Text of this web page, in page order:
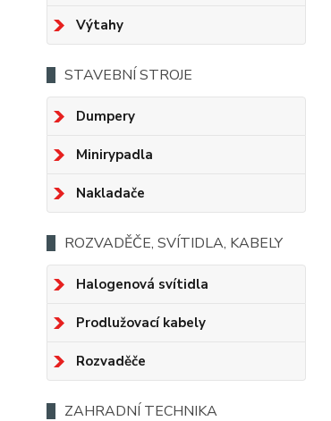
Výtahy
STAVEBNÍ STROJE
Dumpery
Minirypadla
Nakladače
ROZVADĚČE, SVÍTIDLA, KABELY
Halogenová svítidla
Prodlužovací kabely
Rozvaděče
ZAHRADNÍ TECHNIKA